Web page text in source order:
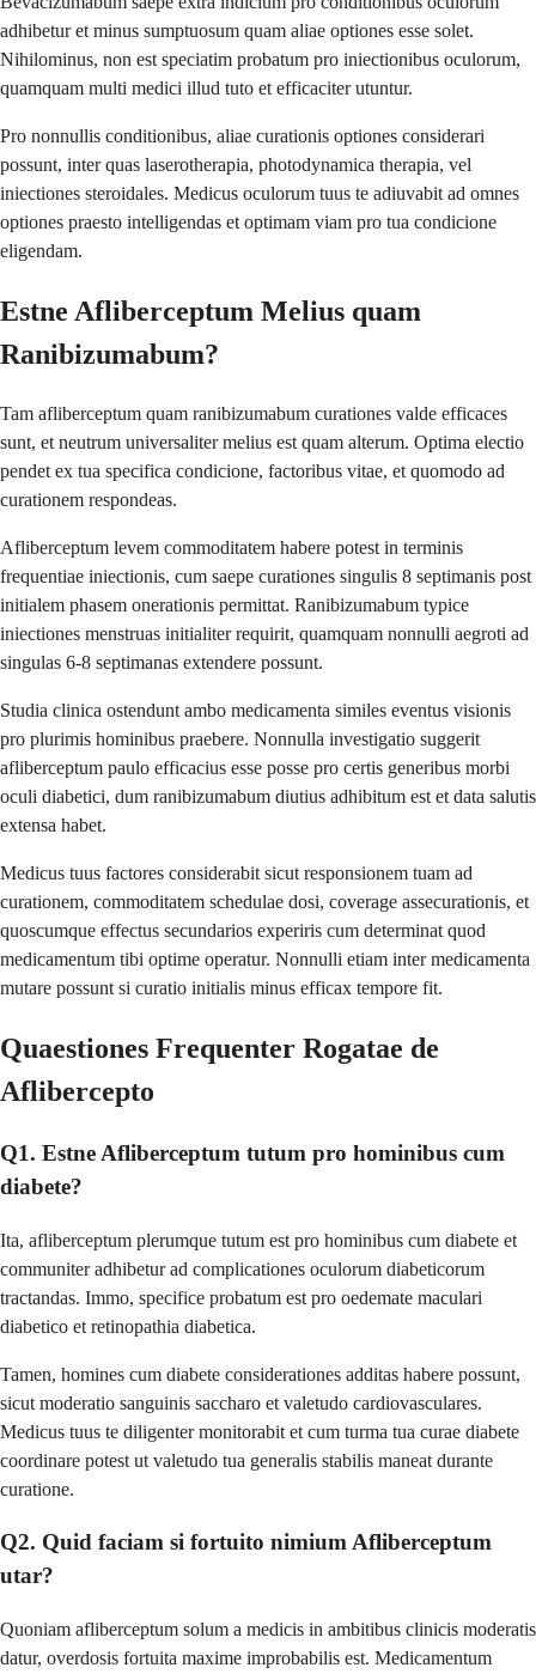
adhibetur et minus sumptuosum quam aliae optiones esse solet.
Nihilominus, non est speciatim probatum pro iniectionibus oculorum,
quamquam multi medici illud tuto et efficaciter utuntur.
Pro nonnullis conditionibus, aliae curationis optiones considerari
possunt, inter quas laserotherapia, photodynamica therapia, vel
iniectiones steroidales. Medicus oculorum tuus te adiuvabit ad omnes
optiones praesto intelligendas et optimam viam pro tua condicione
eligendam.
Estne Afliberceptum Melius quam
Ranibizumabum?
Tam afliberceptum quam ranibizumabum curationes valde efficaces
sunt, et neutrum universaliter melius est quam alterum. Optima electio
pendet ex tua specifica condicione, factoribus vitae, et quomodo ad
curationem respondeas.
Afliberceptum levem commoditatem habere potest in terminis
frequentiae iniectionis, cum saepe curationes singulis 8 septimanis post
initialem phasem onerationis permittat. Ranibizumabum typice
iniectiones menstruas initialiter requirit, quamquam nonnulli aegroti ad
singulas 6-8 septimanas extendere possunt.
Studia clinica ostendunt ambo medicamenta similes eventus visionis
pro plurimis hominibus praebere. Nonnulla investigatio suggerit
afliberceptum paulo efficacius esse posse pro certis generibus morbi
oculi diabetici, dum ranibizumabum diutius adhibitum est et data salutis
extensa habet.
Medicus tuus factores considerabit sicut responsionem tuam ad
curationem, commoditatem schedulae dosi, coverage assecurationis, et
quoscumque effectus secundarios experiris cum determinat quod
medicamentum tibi optime operatur. Nonnulli etiam inter medicamenta
mutare possunt si curatio initialis minus efficax tempore fit.
Quaestiones Frequenter Rogatae de
Aflibercepto
Q1. Estne Afliberceptum tutum pro hominibus cum
diabete?
Ita, afliberceptum plerumque tutum est pro hominibus cum diabete et
communiter adhibetur ad complicationes oculorum diabeticorum
tractandas. Immo, specifice probatum est pro oedemate maculari
diabetico et retinopathia diabetica.
Tamen, homines cum diabete considerationes additas habere possunt,
sicut moderatio sanguinis saccharo et valetudo cardiovasculares.
Medicus tuus te diligenter monitorabit et cum turma tua curae diabete
coordinare potest ut valetudo tua generalis stabilis maneat durante
curatione.
Q2. Quid faciam si fortuito nimium Afliberceptum
utar?
Quoniam afliberceptum solum a medicis in ambitibus clinicis moderatis
datur, overdosis fortuita maxime improbabilis est. Medicamentum